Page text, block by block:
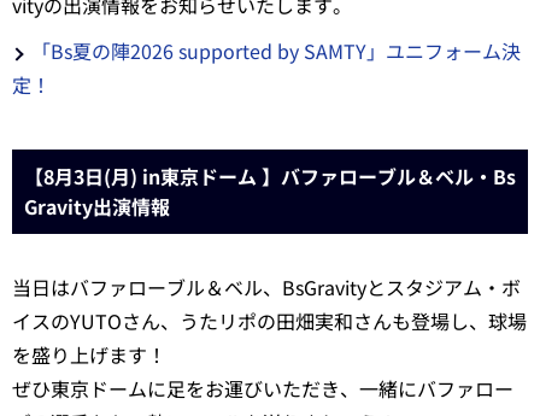
「Bs夏の陣2026 supported by SAMTY」ユニフォーム決
定！
【8月3日(月) in東京ドーム 】バファローブル＆ベル・Bs
Gravity出演情報
当日はバファローブル＆ベル、BsGravityとスタジアム・ボ
イスのYUTOさん、うたリポの田畑実和さんも登場し、球場
を盛り上げます！
ぜひ東京ドームに足をお運びいただき、一緒にバファロー